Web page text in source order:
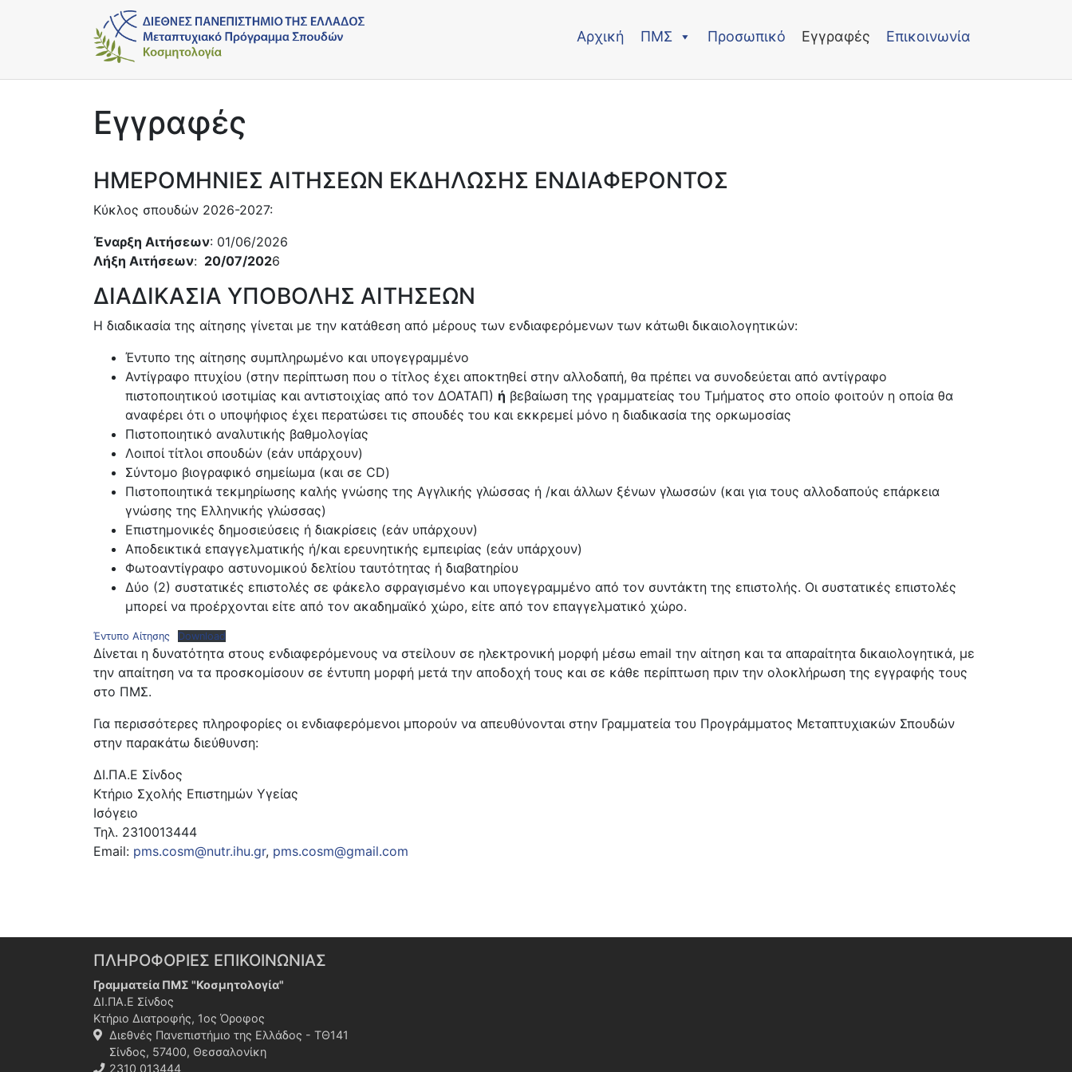
Αρχική ΠΜΣ Προσωπικό Εγγραφές Επικοινωνία
Εγγραφές
ΗΜΕΡΟΜΗΝΙΕΣ ΑΙΤΗΣΕΩΝ ΕΚΔΗΛΩΣΗΣ ΕΝΔΙΑΦΕΡΟΝΤΟΣ
Κύκλος σπουδών 2026-2027:
Έναρξη Αιτήσεων: 01/06/2026
Λήξη Αιτήσεων: 20/07/2026
ΔΙΑΔΙΚΑΣΙΑ ΥΠΟΒΟΛΗΣ ΑΙΤΗΣΕΩΝ
Η διαδικασία της αίτησης γίνεται με την κατάθεση από μέρους των ενδιαφερόμενων των κάτωθι δικαιολογητικών:
Έντυπο της αίτησης συμπληρωμένο και υπογεγραμμένο
Αντίγραφο πτυχίου (στην περίπτωση που ο τίτλος έχει αποκτηθεί στην αλλοδαπή, θα πρέπει να συνοδεύεται από αντίγραφο
πιστοποιητικού ισοτιμίας και αντιστοιχίας από τον ΔΟΑΤΑΠ) ή βεβαίωση της γραμματείας του Τμήματος στο οποίο φοιτούν η οποία θα
αναφέρει ότι ο υποψήφιος έχει περατώσει τις σπουδές του και εκκρεμεί μόνο η διαδικασία της ορκωμοσίας
Πιστοποιητικό αναλυτικής βαθμολογίας
Λοιποί τίτλοι σπουδών (εάν υπάρχουν)
Σύντομο βιογραφικό σημείωμα (και σε CD)
Πιστοποιητικά τεκμηρίωσης καλής γνώσης της Αγγλικής γλώσσας ή /και άλλων ξένων γλωσσών (και για τους αλλοδαπούς επάρκεια
γνώσης της Ελληνικής γλώσσας)
Επιστημονικές δημοσιεύσεις ή διακρίσεις (εάν υπάρχουν)
Αποδεικτικά επαγγελματικής ή/και ερευνητικής εμπειρίας (εάν υπάρχουν)
Φωτοαντίγραφο αστυνομικού δελτίου ταυτότητας ή διαβατηρίου
Δύο (2) συστατικές επιστολές σε φάκελο σφραγισμένο και υπογεγραμμένο από τον συντάκτη της επιστολής. Οι συστατικές επιστολές
μπορεί να προέρχονται είτε από τον ακαδημαϊκό χώρο, είτε από τον επαγγελματικό χώρο.
Έντυπο Αίτησης Download
Δίνεται η δυνατότητα στους ενδιαφερόμενους να στείλουν σε ηλεκτρονική μορφή μέσω email την αίτηση και τα απαραίτητα δικαιολογητικά, με
την απαίτηση να τα προσκομίσουν σε έντυπη μορφή μετά την αποδοχή τους και σε κάθε περίπτωση πριν την ολοκλήρωση της εγγραφής τους
στο ΠΜΣ.
Για περισσότερες πληροφορίες οι ενδιαφερόμενοι μπορούν να απευθύνονται στην Γραμματεία του Προγράμματος Μεταπτυχιακών Σπουδών
στην παρακάτω διεύθυνση:
ΔΙ.ΠΑ.Ε Σίνδος
Κτήριο Σχολής Επιστημών Υγείας
Ισόγειο
Τηλ. 2310013444
Email: pms.cosm@nutr.ihu.gr, pms.cosm@gmail.com
ΠΛΗΡΟΦΟΡΙΕΣ ΕΠΙΚΟΙΝΩΝΙΑΣ
Γραμματεία ΠΜΣ "Κοσμητολογία"
ΔΙ.ΠΑ.Ε Σίνδος
Κτήριο Διατροφής, 1ος Όροφος
Διεθνές Πανεπιστήμιο της Ελλάδος - ΤΘ141
Σίνδος, 57400, Θεσσαλονίκη
2310 013444